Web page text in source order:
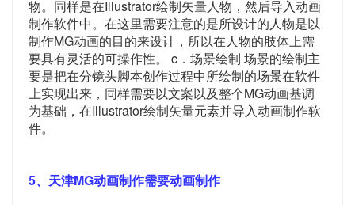
物。同样是在Illustrator绘制矢量人物，然后导入动画
制作软件中。在这里需要注意的是所设计的人物是以
制作MG动画的目的来设计，所以在人物的肢体上需
要具有灵活的可操作性。 c．场景绘制 场景的绘制主
要是把在分镜头脚本创作过程中所绘制的场景在软件
上实现出来，同样需要以文案以及整个MG动画基调
为基础，在Illustrator绘制矢量元素并导入动画制作软
件。
5、天津MG动画制作需要动画制作